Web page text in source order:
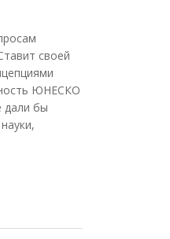
своей
ЮНЕСКО
дали бы